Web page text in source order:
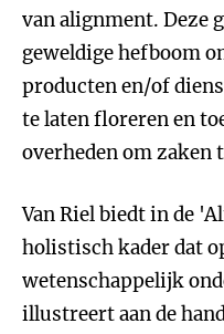
van alignment. Deze
geweldige hefboom
producten en/of
te laten floreren en
overheden om zaken
Van Riel biedt in de
holistisch kader dat
wetenschappelijk
illustreert aan de